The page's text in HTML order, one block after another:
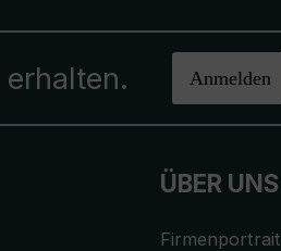
erhalten. Anmelden
ÜBER UNS
Firmenportrait